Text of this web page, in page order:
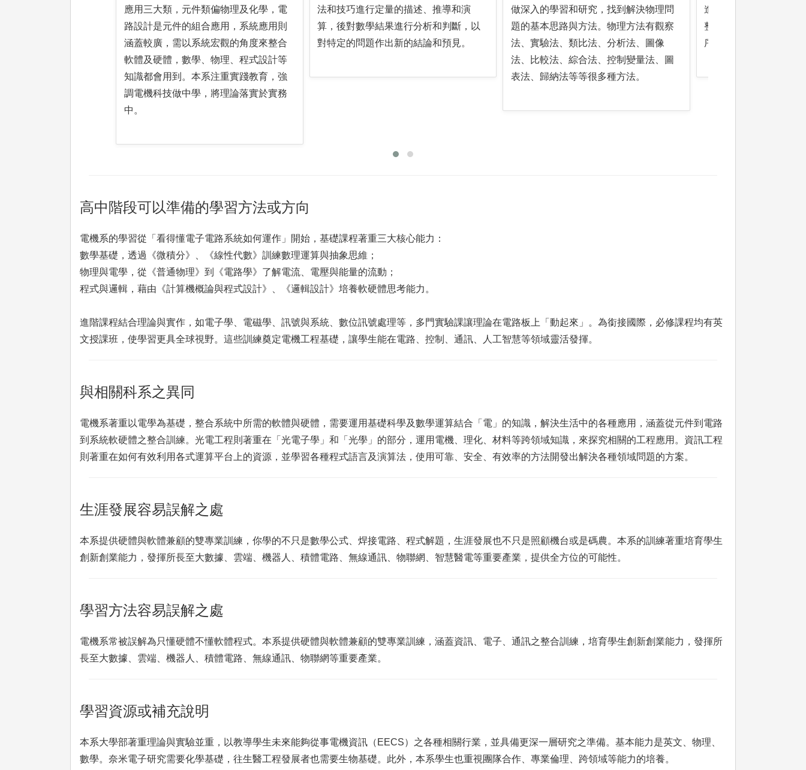
應用三大類，元件類偏物理及化學，電
路設計是元件的組合應用，系統應用則
涵蓋較廣，需以系統宏觀的角度來整合
軟體及硬體，數學、物理、程式設計等
知識都會用到。本系注重實踐教育，強
調電機科技做中學，將理論落實於實務
中。
法和技巧進行定量的描述、推導和演
算，後對數學結果進行分析和判斷，以
對特定的問題作出新的結論和預見。
做深入的學習和研究，找到解決物理問
題的基本思路與方法。物理方法有觀察
法、實驗法、類比法、分析法、圖像
法、比較法、綜合法、控制變量法、圖
表法、歸納法等等很多種方法。
進行觀察、比較、分析
整合，並對可行的解決
序和迅速決策。
高中階段可以準備的學習方法或方向
電機系的學習從「看得懂電子電路系統如何運作」開始，基礎課程著重三大核心能力：
數學基礎，透過《微積分》、《線性代數》訓練數理運算與抽象思維；
物理與電學，從《普通物理》到《電路學》了解電流、電壓與能量的流動；
程式與邏輯，藉由《計算機概論與程式設計》、《邏輯設計》培養軟硬體思考能力。
進階課程結合理論與實作，如電子學、電磁學、訊號與系統、數位訊號處理等，多門實驗課讓理論在電路板上「動起來」。為銜接國際，必修課程均有英
文授課班，使學習更具全球視野。這些訓練奠定電機工程基礎，讓學生能在電路、控制、通訊、人工智慧等領域靈活發揮。
與相關科系之異同
電機系著重以電學為基礎，整合系統中所需的軟體與硬體，需要運用基礎科學及數學運算結合「電」的知識，解決生活中的各種應用，涵蓋從元件到電路
到系統軟硬體之整合訓練。光電工程則著重在「光電子學」和「光學」的部分，運用電機、理化、材料等跨領域知識，來探究相關的工程應用。資訊工程
則著重在如何有效利用各式運算平台上的資源，並學習各種程式語言及演算法，使用可靠、安全、有效率的方法開發出解決各種領域問題的方案。
生涯發展容易誤解之處
本系提供硬體與軟體兼顧的雙專業訓練，你學的不只是數學公式、焊接電路、程式解題，生涯發展也不只是照顧機台或是碼農。本系的訓練著重培育學生
創新創業能力，發揮所長至大數據、雲端、機器人、積體電路、無線通訊、物聯網、智慧醫電等重要產業，提供全方位的可能性。
學習方法容易誤解之處
電機系常被誤解為只懂硬體不懂軟體程式。本系提供硬體與軟體兼顧的雙專業訓練，涵蓋資訊、電子、通訊之整合訓練，培育學生創新創業能力，發揮所
長至大數據、雲端、機器人、積體電路、無線通訊、物聯網等重要產業。
學習資源或補充說明
本系大學部著重理論與實驗並重，以教導學生未來能夠從事電機資訊（EECS）之各種相關行業，並具備更深一層研究之準備。基本能力是英文、物理、
數學。奈米電子研究需要化學基礎，往生醫工程發展者也需要生物基礎。此外，本系學生也重視團隊合作、專業倫理、跨領域等能力的培養。